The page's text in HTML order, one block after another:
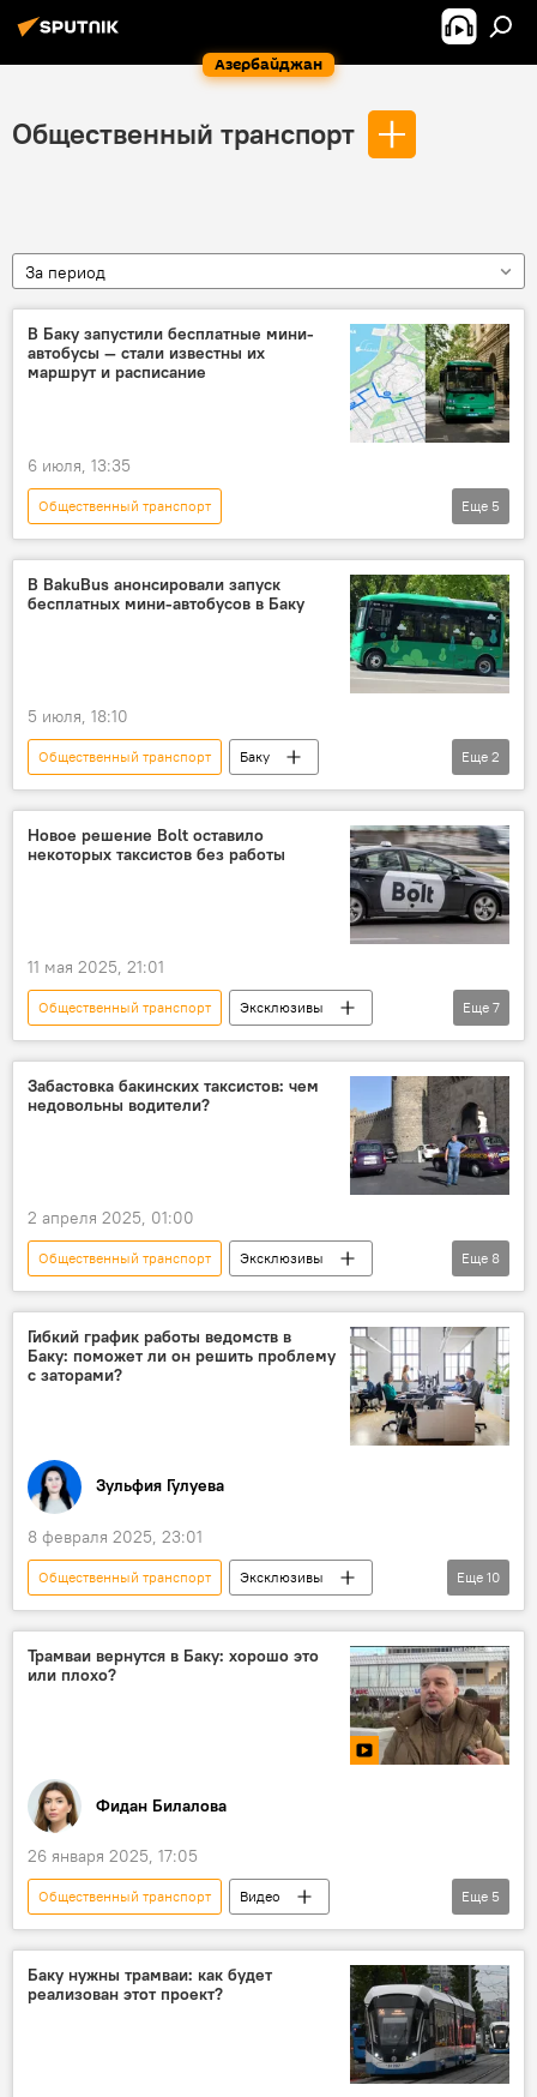
Азербайджан
Общественный транспорт
За период
В Баку запустили бесплатные мини-
автобусы — стали известны их
маршрут и расписание
6 июля, 13:35
Общественный транспорт
Агентство наземного транспорта Азербайджана
Баку
Азербайджан
Транспорт
Еще 5
В BakuBus анонсировали запуск
бесплатных мини-автобусов в Баку
5 июля, 18:10
Общественный транспорт
Баку
Автобусы
Bakubus Транспорт
Еще 2
Новое решение Bolt оставило
некоторых таксистов без работы
11 мая 2025, 21:01
Общественный транспорт
Эксклюзивы
Азербайджан
Общество
Такси
Водитель такси
служба такси Bolt
бизнес-класс
комфорт
Еще 7
Забастовка бакинских таксистов: чем
недовольны водители?
2 апреля 2025, 01:00
Общественный транспорт
Эксклюзивы
Азербайджан
Баку
Общество
Такси
Водитель такси
Забастовка
Азербайджанское агентство наземного транспорта
Еще 8
Гибкий график работы ведомств в
Баку: поможет ли он решить проблему
с заторами?
Зульфия Гулуева
8 февраля 2025, 23:01
Общественный транспорт
Эксклюзивы
Азербайджан
Общество
Баку
Министерство труда и социальной защиты населения АР
Заторы
Госслужащие
Еще 10
Трамваи вернутся в Баку: хорошо это
или плохо?
Фидан Билалова
26 января 2025, 17:05
Общественный транспорт
Видео
Азербайджан
Общество
Опрос
Баку
Пробки
Еще 5
Баку нужны трамваи: как будет
реализован этот проект?